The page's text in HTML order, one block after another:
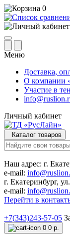
0
Меню
Доставка,
О компании
Участие в
Личный кабинет
Каталог товаров
Наш адрес: г.
e-mail:
г. Екатеринбург,
e-mail:
Перейти в
+7(343)243-57-05
0 0 р.